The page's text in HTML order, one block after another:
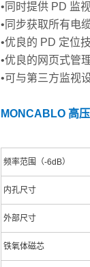
•同时提供 PD 监
•同步获取所有电
•优良的 PD 定位
•优良的网页式管
•可与第三方监视
MONCABLO 高
频率范围（-6dB）
内孔尺寸
外部尺寸
铁氧体磁芯